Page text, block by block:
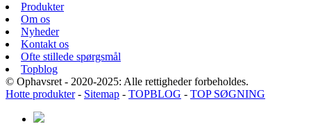
Produkter
Om os
Nyheder
Kontakt os
Ofte stillede spørgsmål
Topblog
© Ophavsret - 2020-2025: Alle rettigheder forbeholdes.
Hotte produkter- Sitemap - TOPBLOG - TOP SØGNING